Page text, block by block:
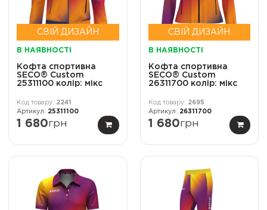
СВІЙ ДИЗАЙН
В НАЯВНОСТІ
Кофта спортивна
SECO® Custom
25311100 колір: мікс
2241
25311100
1 680грн
СВІЙ ДИЗАЙН
В НАЯВНОСТІ
Кофта спортивна
SECO® Custom
26311700 колір: мікс
2695
26311700
1 680грн